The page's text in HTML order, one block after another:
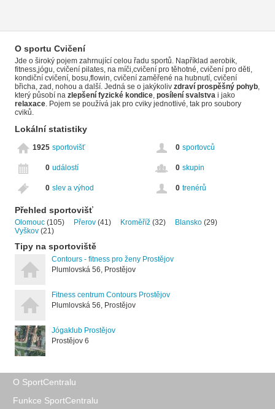
O sportu Cvičení
Jde o široký pojem zahrnující celou řadu sportů. Například aerobik,
fitness,jógu, cvičení pilates, na míči,cvičení pro těhotné, cvičení pro děti,
kondiční cvičení, bosu,flowin, cvičení zaměřené na hubnutí, cvičení
břicha, zad, nohou a další. Jedná se o jakýkoliv zdraví prospěšný pohyb
který působí na zlepšení fyzické kondice posílení svalstva i jako
relaxace . Pojem se používá jak pro cviky jednotlivé, tak pro soubory
cviků.
Lokální statistiky
1925 sportovišť 0 sportovců
0 událostí 0 skupin
0 slev a výhod 0 trenérů
Přehled sportovišť
Olomouc (105) Přerov (41) Kroměříž (32) Blansko (29)
Vyškov (21)
Tipy na sportoviště
Contours - fitness pro ženy Prostějov
Plumlovská 56, Prostějov
Fitness centrum Contours Prostějov
Plumlovská 56, Prostějov
Jógaklub Prostějov
Prostějov 6
O SportCentralu
Funkce SportCentralu